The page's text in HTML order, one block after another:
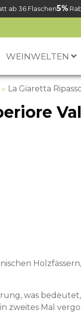
ab 36 Flaschen5%
WEINWELTEN
La Giaretta
was bedeutet,
zweites Mal